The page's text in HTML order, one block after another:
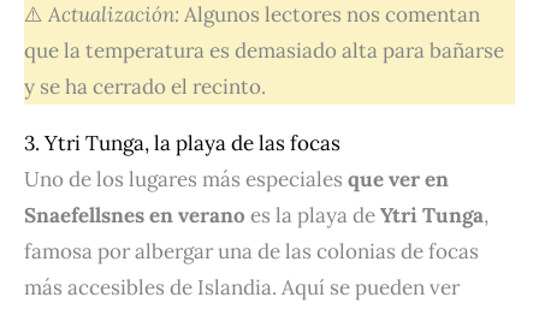
⚠️ Actualización: Algunos lectores nos comentan
que la temperatura es demasiado alta para bañarse
y se ha cerrado el recinto.
3. Ytri Tunga, la playa de las focas
Uno de los lugares más especiales que ver en
Snaefellsnes en verano es la playa deYtri Tunga,
famosa por albergar una de las colonias de focas
más accesibles de Islandia. Aquí se pueden ver